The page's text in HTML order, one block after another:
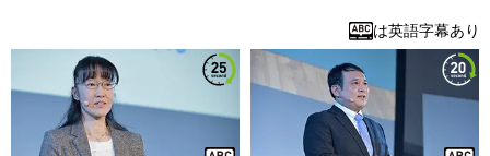
は英語字幕あり